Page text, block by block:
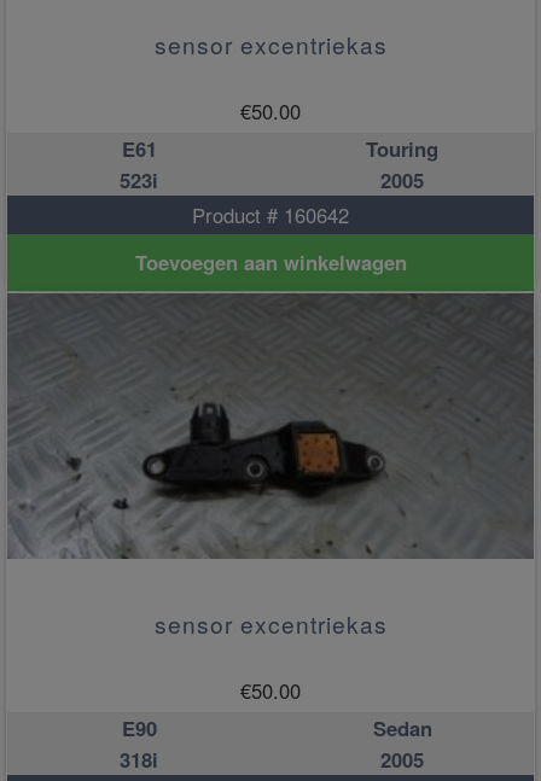
sensor excentriekas
€50.00
E61
Touring
523i
2005
Product # 160642
Toevoegen aan winkelwagen
sensor excentriekas
€50.00
E90
Sedan
318i
2005